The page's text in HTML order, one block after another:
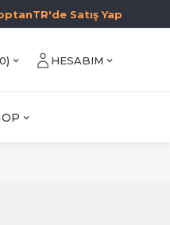
Satış Yap
0) HESABIM